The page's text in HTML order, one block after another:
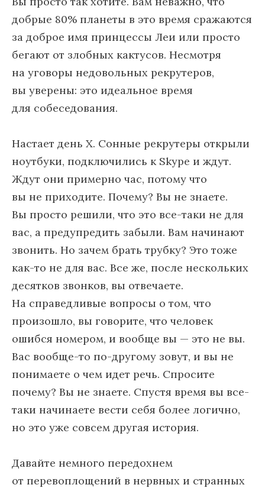
добрые 80% планеты в это время сражаются
за доброе имя принцессы Леи или просто
бегают от злобных кактусов. Несмотря
на уговоры недовольных рекрутеров,
вы уверены: это идеальное время
для собеседования.
Настает день Х. Сонные рекрутеры открыли
ноутбуки, подключились к Skype и ждут.
Ждут они примерно час, потому что
вы не приходите. Почему? Вы не знаете.
Вы просто решили, что это все-таки не для
вас, а предупредить забыли. Вам начинают
звонить. Но зачем брать трубку? Это тоже
как-то не для вас. Все же, после нескольких
десятков звонков, вы отвечаете.
На справедливые вопросы о том, что
произошло, вы говорите, что человек
ошибся номером, и вообще вы — это не вы.
Вас вообще-то по-другому зовут, и вы не
понимаете о чем идет речь. Спросите
почему? Вы не знаете. Спустя время вы все-
таки начинаете вести себя более логично,
но это уже совсем другая история.
Давайте немного передохнем
от перевоплощений в нервных и странных